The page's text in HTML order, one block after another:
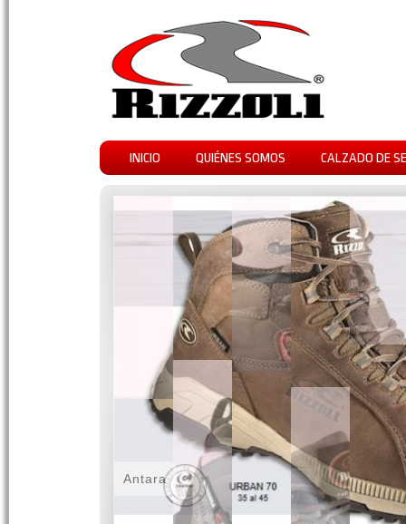
INICIO QUIÉNES SOMOS CALZADO DE
Antara